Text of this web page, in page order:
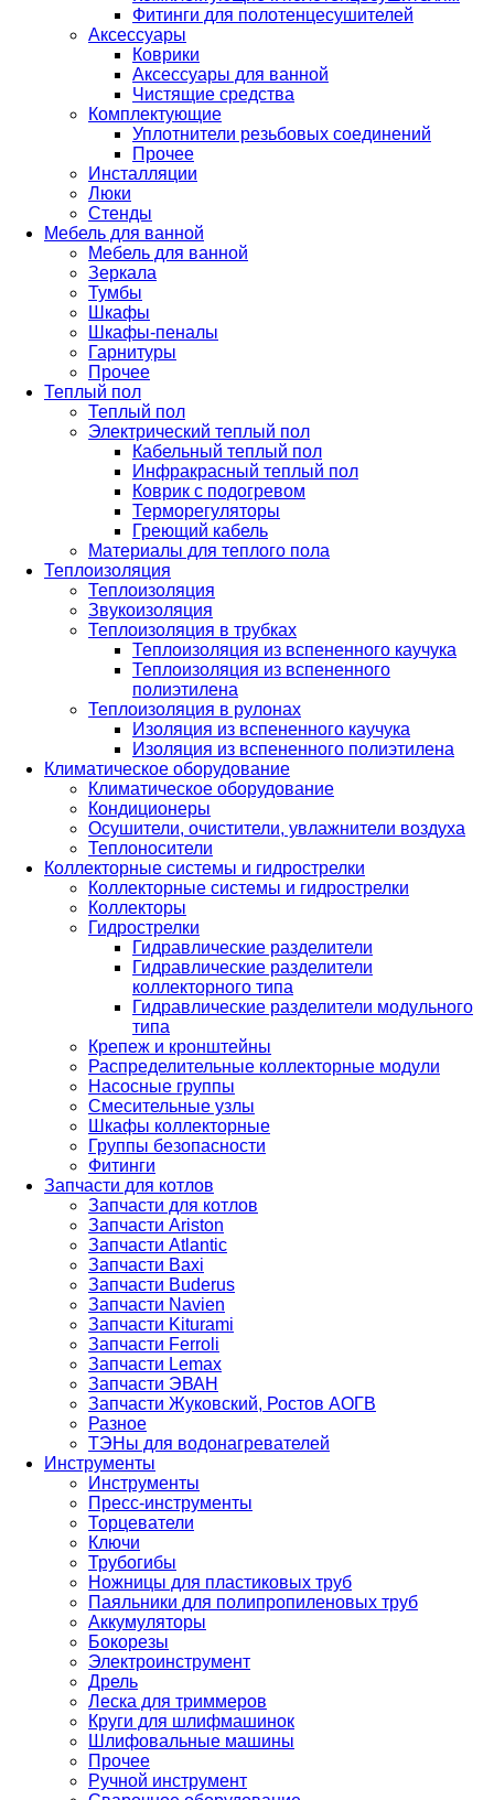
Фитинги для полотенцесушителей
Аксессуары
Коврики
Аксессуары для ванной
Чистящие средства
Комплектующие
Уплотнители резьбовых соединений
Прочее
Инсталляции
Люки
Стенды
Мебель для ванной
Мебель для ванной
Зеркала
Тумбы
Шкафы
Шкафы-пеналы
Гарнитуры
Прочее
Теплый пол
Теплый пол
Электрический теплый пол
Кабельный теплый пол
Инфракрасный теплый пол
Коврик с подогревом
Терморегуляторы
Греющий кабель
Материалы для теплого пола
Теплоизоляция
Теплоизоляция
Звукоизоляция
Теплоизоляция в трубках
Теплоизоляция из вспененного каучука
Теплоизоляция из вспененного
полиэтилена
Теплоизоляция в рулонах
Изоляция из вспененного каучука
Изоляция из вспененного полиэтилена
Климатическое оборудование
Климатическое оборудование
Кондиционеры
Осушители, очистители, увлажнители воздуха
Теплоносители
Коллекторные системы и гидрострелки
Коллекторные системы и гидрострелки
Коллекторы
Гидрострелки
Гидравлические разделители
Гидравлические разделители
коллекторного типа
Гидравлические разделители модульного
типа
Крепеж и кронштейны
Распределительные коллекторные модули
Насосные группы
Смесительные узлы
Шкафы коллекторные
Группы безопасности
Фитинги
Запчасти для котлов
Запчасти для котлов
Запчасти Ariston
Запчасти Atlantic
Запчасти Baxi
Запчасти Buderus
Запчасти Navien
Запчасти Kiturami
Запчасти Ferroli
Запчасти Lemax
Запчасти ЭВАН
Запчасти Жуковский, Ростов АОГВ
Разное
ТЭНы для водонагревателей
Инструменты
Инструменты
Пресс-инструменты
Торцеватели
Ключи
Трубогибы
Ножницы для пластиковых труб
Паяльники для полипропиленовых труб
Аккумуляторы
Бокорезы
Электроинструмент
Дрель
Леска для триммеров
Круги для шлифмашинок
Шлифовальные машины
Прочее
Ручной инструмент